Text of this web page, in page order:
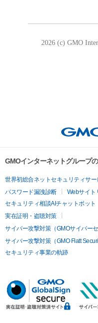
2026 (c) GMO
GMOインターネットグループ
世界初総合ネットセキュリティサー
パスワード漏洩診断
Webサイト
セキュリティ相談AIチャットボット
実在証明・盗聴対策
サイバー攻撃対策（GMOサイバー
サイバー攻撃対策（GMO Flatt
セキュリティ事業の軌跡